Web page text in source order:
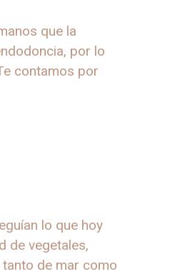
que la
por lo
contamos por
lo que hoy
de vegetales,
de mar como